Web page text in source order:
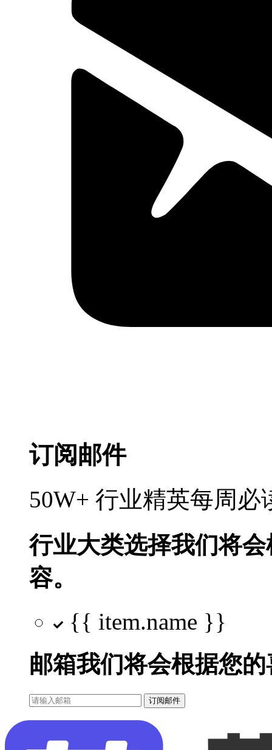
订阅邮件
50W+ 行业精英每周
行业大类选择我们将
容。
{{ item.name }}
邮箱我们将会根据您
订阅邮件